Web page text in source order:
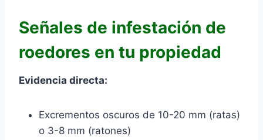
Señales de infestación de
roedores en tu propiedad
Evidencia directa:
Excrementos oscuros de 10-20 mm (ratas)
o 3-8 mm (ratones)